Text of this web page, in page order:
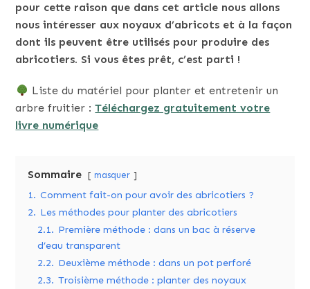
pour cette raison que dans cet article nous allons
nous intéresser aux noyaux d’abricots et à la façon
dont ils peuvent être utilisés pour produire des
abricotiers. Si vous êtes prêt, c’est parti !
Liste du matériel pour planter et entretenir un
arbre fruitier :Téléchargez gratuitement votre
livre numérique
Sommaire masquer
1. Comment fait-on pour avoir des abricotiers ?
2. Les méthodes pour planter des abricotiers
2.1. Première méthode : dans un bac à réserve
d’eau transparent
2.2. Deuxième méthode : dans un pot perforé
2.3. Troisième méthode : planter des noyaux